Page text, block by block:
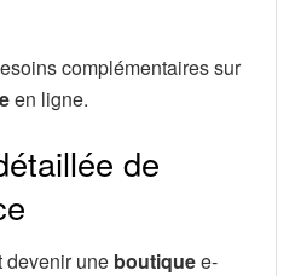
complémentaires sur
en ligne.
de
devenir une boutiquee-